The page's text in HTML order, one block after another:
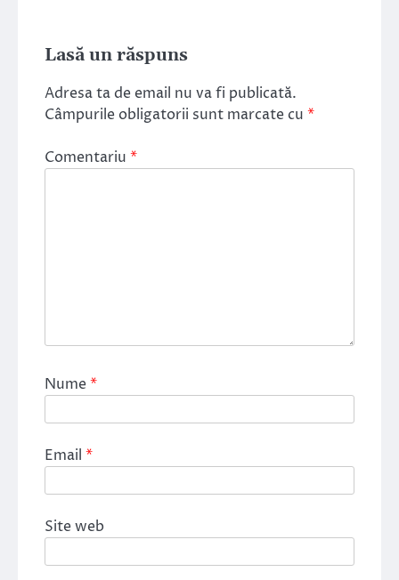
Lasă un răspuns
Adresa ta de email nu va fi publicată.
Câmpurile obligatorii sunt marcate cu *
Comentariu *
Nume*
Email *
Site web